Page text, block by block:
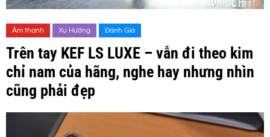
Âm thanh Xu Hướng Đánh Giá
Trên tay KEF LS LUXE – vẫn đi theo kim
chỉ nam của hãng, nghe hay nhưng nhìn
cũng phải đẹp